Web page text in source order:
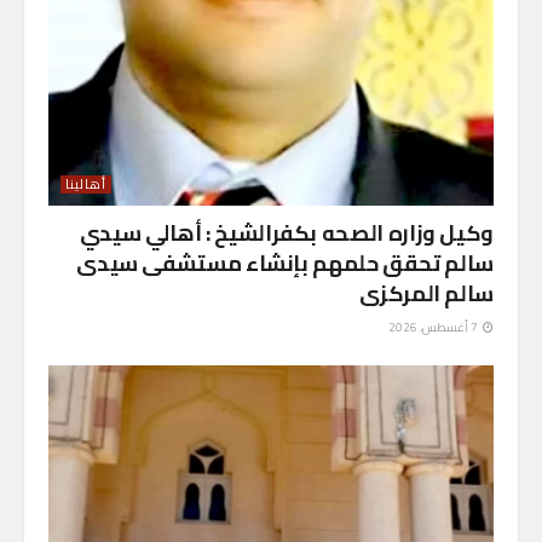
أهالينا
وكيل وزاره الصحه بكفرالشيخ : أهالي سيدي
سالم تحقق حلمهم بإنشاء مستشفى سيدى
سالم المركزى